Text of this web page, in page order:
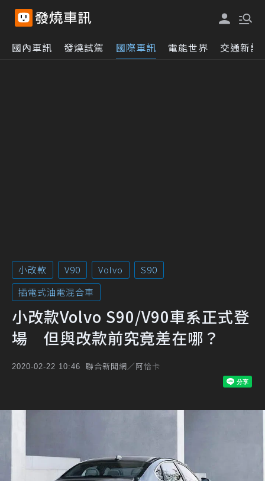
國內車訊 發燒試駕 國際車訊 電能世界 交通新訊
小改款 V90 Volvo
S90
插電式油電混合車
小改款Volvo S90/V90車系正式登
場 但與改款前究竟差在哪？
2020-02-22 10:46 聯合新聞網／阿恰卡